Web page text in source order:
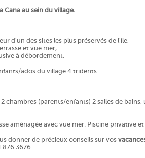
Cana au sein du village.
d'un des sites les plus préservés de l'île,
et vue mer,
à débordement,
ados du village 4 tridents.
chambres (parents/enfants) 2 salles de bains,
aménagée avec vue mer. Piscine privative
donner de précieux conseils sur vos
876 3676.